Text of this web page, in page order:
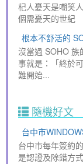
杞人憂天是嘲笑
個需憂天的世紀
根本不舒活的
沒當過 SOHO 族
事就是：「終於
難開始...
隨機好文
台中市
台中市每年簽約
是認證及除錯方式